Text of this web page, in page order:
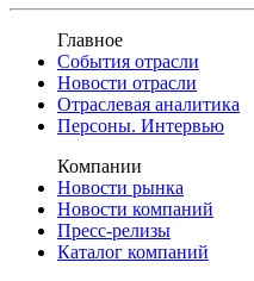
Главное
События отрасли
Новости отрасли
Отраслевая аналитика
Персоны. Интервью
Компании
Новости рынка
Новости компаний
Пресс-релизы
Каталог компаний